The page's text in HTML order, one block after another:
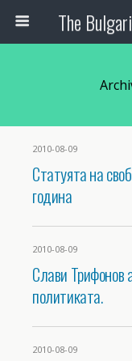
2010-08-09
Статуята на
година
2010-08-09
Слави Трифонов
политиката.
2010-08-09